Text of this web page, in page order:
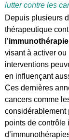
lutter contre les
Depuis plusieurs
thérapeutique
l’immunothérapie
visant à activer
interventions
en influençant
Ces dernières
cancers comme
considérablement
points de contrôle